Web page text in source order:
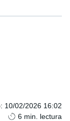
: 10/02/2026 16:02
6 min. lectura